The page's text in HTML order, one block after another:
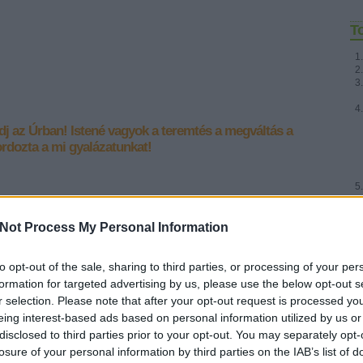
Process My Personal Information
opt-out of the sale, sharing to third parties, or processing of your
for targeted advertising by us, please use the below opt-out
selection. Please note that after your opt-out request is processed
interest-based ads based on personal information utilized by us
to third parties prior to your opt-out. You may separately
of your personal information by third parties on the IAB’s list of
az Úrban! Istené vagyok a teremtés a megváltás a
a mi gyalázatunkat!
megsegített bennünket
&#0;&#0;&#0;&#0;&#0;&#0;&#0;&#0;&#0; * MINDEN NAPRA: 1
MONDATBAN IS; 2 KIÍRT ÚTMUTATÓ IGE; 3*Protestáns-
RÚF*Károli*Katolikus*FORDÍTÁSBAN*HANGZÓ ÖRÖMHÍRTÁR*
http://www.garainyh.hu *** http://utmutato.blog.hu ***…